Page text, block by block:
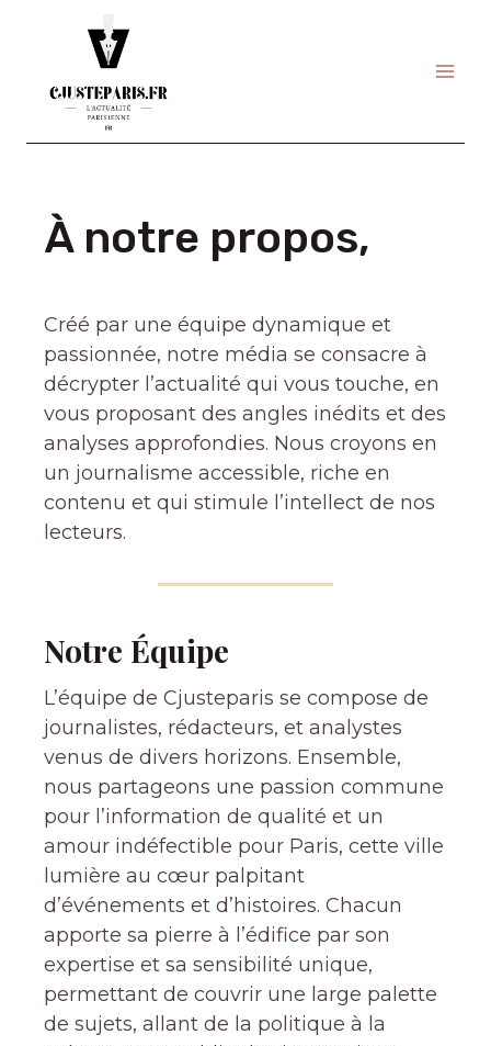
À notre propos,
Créé par une équipe dynamique et
passionnée, notre média se consacre à
décrypter l’actualité qui vous touche, en
vous proposant des angles inédits et des
analyses approfondies. Nous croyons en
un journalisme accessible, riche en
contenu et qui stimule l’intellect de nos
lecteurs.
Notre Équipe
L’équipe de Cjusteparis se compose de
journalistes, rédacteurs, et analystes
venus de divers horizons. Ensemble,
nous partageons une passion commune
pour l’information de qualité et un
amour indéfectible pour Paris, cette ville
lumière au cœur palpitant
d’événements et d’histoires. Chacun
apporte sa pierre à l’édifice par son
expertise et sa sensibilité unique,
permettant de couvrir une large palette
de sujets, allant de la politique à la